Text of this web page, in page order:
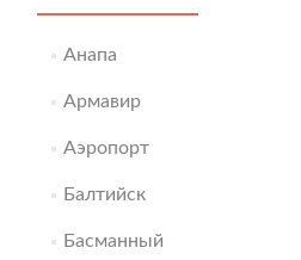
Анапа
Армавир
Аэропорт
Балтийск
Басманный